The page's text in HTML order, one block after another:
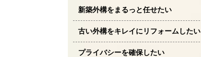
新築外構をまるっと任せたい
古い外構をキレイにリフォームしたい
プライバシーを確保したい